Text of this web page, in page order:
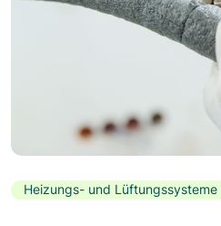
Heizungs- und Lüftungssysteme